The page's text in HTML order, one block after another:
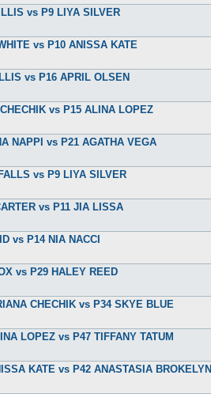
vs P9 LIYA SILVER
vs P10 ANISSA KATE
vs P16 APRIL OLSEN
vs P15 ALINA LOPEZ
NAPPI vs P21 AGATHA VEGA
vs P9 LIYA SILVER
vs P11 JIA LISSA
vs P14 NIA NACCI
vs P29 HALEY REED
CHECHIK vs P34 SKYE BLUE
LOPEZ vs P47 TIFFANY TATUM
KATE vs P42 ANASTASIA BROKELYN